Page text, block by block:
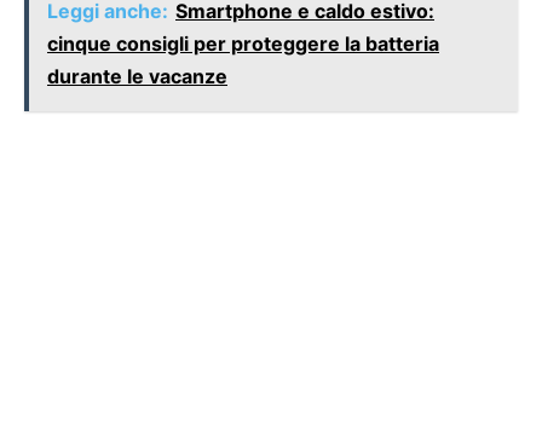
Leggi anche: Smartphone e caldo estivo:
cinque consigli per proteggere la batteria
durante le vacanze